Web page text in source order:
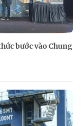
bước vào Chung